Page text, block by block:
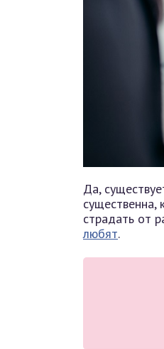
Да,
существенна,
страдать от
любят.